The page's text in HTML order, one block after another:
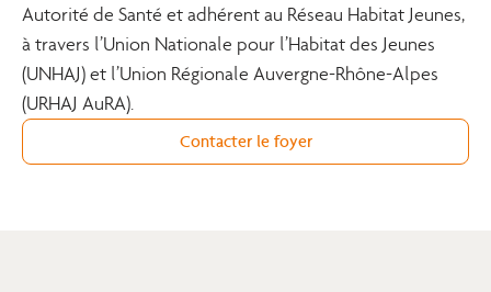
Autorité de Santé et adhérent au Réseau Habitat Jeunes,
à travers l’Union Nationale pour l’Habitat des Jeunes
(UNHAJ) et l’Union Régionale Auvergne-Rhône-Alpes
(URHAJ AuRA).
Contacter le foyer